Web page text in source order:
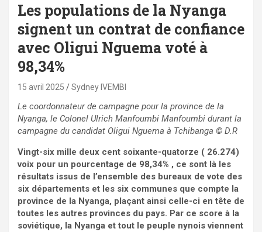
Les populations de la Nyanga
signent un contrat de confiance
avec Oligui Nguema voté à
98,34%
15 avril 2025 Sydney IVEMBI
Le coordonnateur de campagne pour la province de la
Nyanga, le Colonel Ulrich Manfoumbi Manfoumbi durant la
campagne du candidat Oligui Nguema à Tchibanga © D.R
Vingt-six mille deux cent soixante-quatorze ( 26.274)
voix pour un pourcentage de 98,34% , ce sont là les
résultats issus de l’ensemble des bureaux de vote des
six départements et les six communes que compte la
province de la Nyanga, plaçant ainsi celle-ci en tête de
toutes les autres provinces du pays. Par ce score à la
soviétique, la Nyanga et tout le peuple nynois viennent